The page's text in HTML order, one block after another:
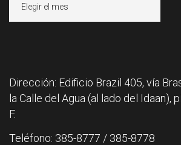
Dirección: Edificio Brazil 405, vía
la Calle del Agua (al lado del Idaan),
F.
Teléfono: 385-8777 / 385-8778